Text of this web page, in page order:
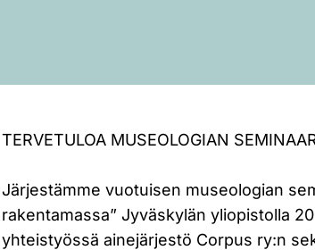
TERVETULOA MUSEOLOGIAN
Järjestämme vuotuisen museologian
rakentamassa” Jyväskylän yliopistolla
yhteistyössä ainejärjestö Corpus ry:n